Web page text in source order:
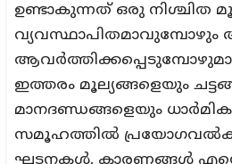
ഉണ്ടാകുന്നത് ഒരു നിശ്ചിത
ഇത്തരം മൂല്യങ്ങളെയും
മാനദണ്ഡങ്ങളെയും
സമൂഹത്തിൽ